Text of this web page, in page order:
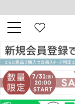
新規会員登
令和8年熊本地
キーワード